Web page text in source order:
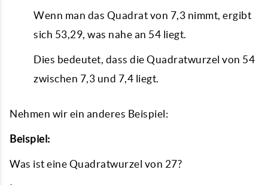
Wenn man das Quadrat von 7,3 nimmt, ergibt
sich 53,29, was nahe an 54 liegt.
Dies bedeutet, dass die Quadratwurzel von 54
zwischen 7,3 und 7,4 liegt.
Nehmen wir ein anderes Beispiel:
Beispiel:
Was ist eine Quadratwurzel von 27?